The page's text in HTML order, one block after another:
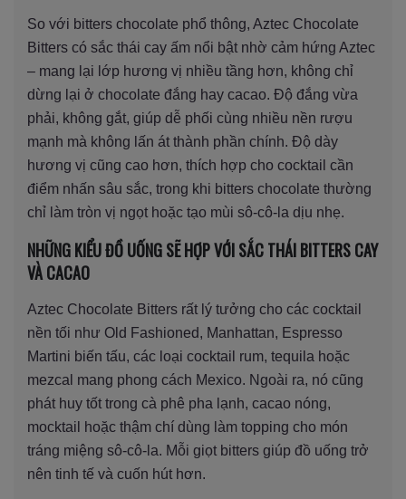
So với bitters chocolate phổ thông, Aztec Chocolate
Bitters có sắc thái cay ấm nổi bật nhờ cảm hứng Aztec
– mang lại lớp hương vị nhiều tầng hơn, không chỉ
dừng lại ở chocolate đắng hay cacao. Độ đắng vừa
phải, không gắt, giúp dễ phối cùng nhiều nền rượu
mạnh mà không lấn át thành phần chính. Độ dày
hương vị cũng cao hơn, thích hợp cho cocktail cần
điểm nhấn sâu sắc, trong khi bitters chocolate thường
chỉ làm tròn vị ngọt hoặc tạo mùi sô-cô-la dịu nhẹ.
NHỮNG KIỂU ĐỒ UỐNG SẼ HỢP VỚI SẮC THÁI BITTERS CAY
VÀ CACAO
Aztec Chocolate Bitters rất lý tưởng cho các cocktail
nền tối như Old Fashioned, Manhattan, Espresso
Martini biến tấu, các loại cocktail rum, tequila hoặc
mezcal mang phong cách Mexico. Ngoài ra, nó cũng
phát huy tốt trong cà phê pha lạnh, cacao nóng,
mocktail hoặc thậm chí dùng làm topping cho món
tráng miệng sô-cô-la. Mỗi giọt bitters giúp đồ uống trở
nên tinh tế và cuốn hút hơn.